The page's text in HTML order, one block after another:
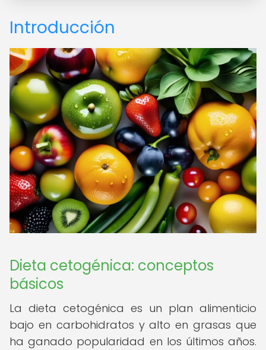
Introducción
Dieta cetogénica: conceptos
básicos
La dieta cetogénica es un plan alimenticio
bajo en carbohidratos y alto en grasas que
ha ganado popularidad en los últimos años.